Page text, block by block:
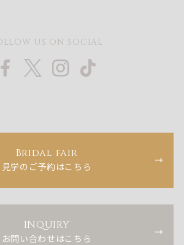
US ON SOCIAL
Bridal fair
見学のご予約はこちら
INQUIRY
お問い合わせはこちら